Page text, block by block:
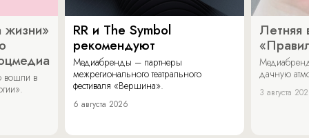
жизни»
вошли в
RR и The Symbol
рекомендуют
Медиабренды – партнеры
межрегионального театрального
фестиваля «Вершина».
6 августа 2026
Летняя
дачную
3 августа